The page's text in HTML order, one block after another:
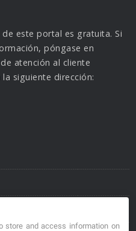
este portal es gratuita. Si
póngase en
atención al cliente
siguiente dirección:
store and access information on